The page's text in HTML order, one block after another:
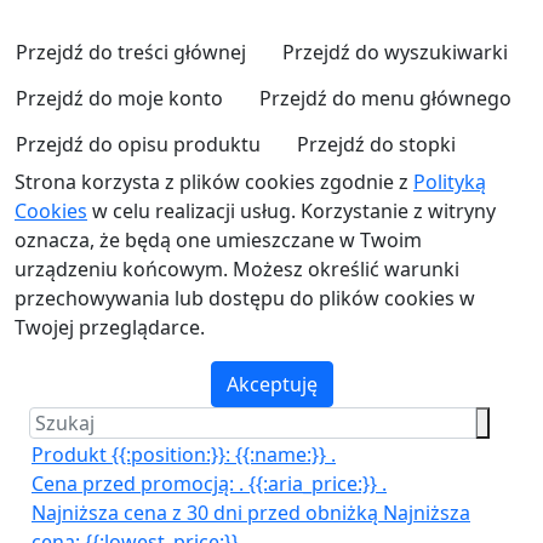
Przejdź do treści głównej
Przejdź do wyszukiwarki
Przejdź do moje konto
Przejdź do menu głównego
Przejdź do opisu produktu
Przejdź do stopki
Strona korzysta z plików cookies zgodnie z Polityką
Cookies w celu realizacji usług. Korzystanie z witryny
oznacza, że będą one umieszczane w Twoim
urządzeniu końcowym. Możesz określić warunki
przechowywania lub dostępu do plików cookies w
Twojej przeglądarce.
Akceptuję
Produkt {{:position:}}: {{:name:}} .
Cena przed promocją: . {{:aria_price:}} .
Najniższa cena z 30 dni przed obniżką Najniższa